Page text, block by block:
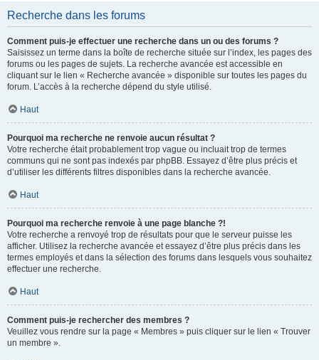
Recherche dans les forums
Comment puis-je effectuer une recherche dans un ou des forums ?
Saisissez un terme dans la boîte de recherche située sur l’index, les pages des
forums ou les pages de sujets. La recherche avancée est accessible en
cliquant sur le lien « Recherche avancée » disponible sur toutes les pages du
forum. L’accès à la recherche dépend du style utilisé.
Haut
Pourquoi ma recherche ne renvoie aucun résultat ?
Votre recherche était probablement trop vague ou incluait trop de termes
communs qui ne sont pas indexés par phpBB. Essayez d’être plus précis et
d’utiliser les différents filtres disponibles dans la recherche avancée.
Haut
Pourquoi ma recherche renvoie à une page blanche ?!
Votre recherche a renvoyé trop de résultats pour que le serveur puisse les
afficher. Utilisez la recherche avancée et essayez d’être plus précis dans les
termes employés et dans la sélection des forums dans lesquels vous souhaitez
effectuer une recherche.
Haut
Comment puis-je rechercher des membres ?
Veuillez vous rendre sur la page « Membres » puis cliquer sur le lien « Trouver
un membre ».